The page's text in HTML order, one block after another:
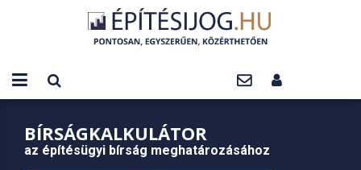
BÍRSÁGKALKULÁTOR
az építésügyi bírság meghatározásához